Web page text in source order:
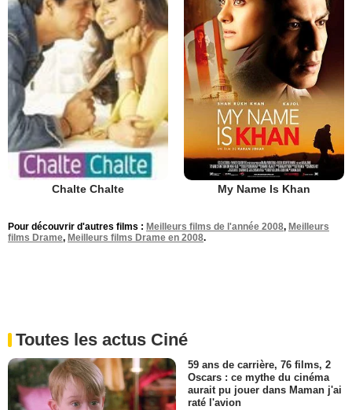
Chalte Chalte My Name Is Khan
Pour découvrir d'autres films : Meilleurs films de l'année 2008, Meilleurs
films Drame, Meilleurs films Drame en 2008.
Toutes les actus Ciné
59 ans de carrière, 76 films, 2
Oscars : ce mythe du cinéma
aurait pu jouer dans Maman j'ai
raté l'avion